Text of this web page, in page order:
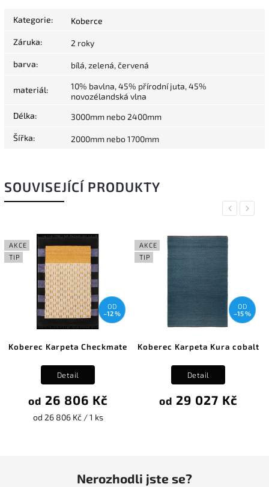
Kategorie: Koberce
Záruka: 2 roky
barva: bílá, zelená, červená
materiál:
10% bavlna, 45% přírodní juta, 45%
novozélandská vlna
Délka: 3000mm nebo 2400mm
Šířka: 2000mm nebo 1700mm
SOUVISEJÍCÍ PRODUKTY
Previous
AKCE
TIP
OD
–12 %
Koberec Karpeta Checkmate
od 26 806 Kč
od 26 806 Kč / 1 ks
Detail
AKCE
TIP
OD
–15 %
Koberec Karpeta Kura cobalt
od 29 027 Kč
Detail
Next
Nerozhodli jste se?